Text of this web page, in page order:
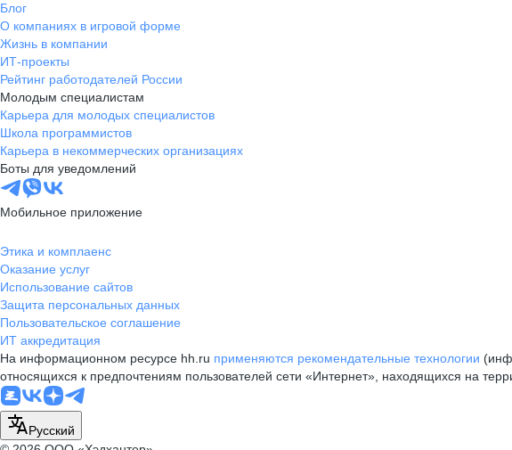
Блог
О компаниях в игровой форме
Жизнь в компании
ИТ-проекты
Рейтинг работодателей России
Молодым специалистам
Карьера для молодых специалистов
Школа программистов
Карьера в некоммерческих организациях
Боты для уведомлений
Мобильное приложение
Этика и комплаенс
Оказание услуг
Использование сайтов
Защита персональных данных
Пользовательское соглашение
ИТ аккредитация
На информационном ресурсе hh.ru применяются рекомендательные технологии
относящихся к предпочтениям пользователей сети «Интернет», находящихся на
Русский